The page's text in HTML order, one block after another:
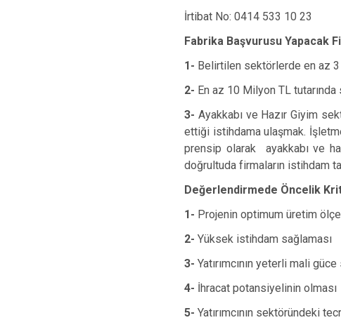
İrtibat No: 0414 533 10 23
Fabrika Başvurusu Yapacak
1- Belirtilen sektörlerde en az 3
2- En az 10 Milyon TL
3- Ayakkabı ve Hazır Giyim
ettiği istihdama ulaşmak.
prensip olarak ayakkabı ve
doğrultuda firmaların istihdam
Değerlendirmede Öncelik
1- Projenin optimum üretim
2- Yüksek istihdam sağlaması
3- Yatırımcının yeterli mali
4- İhracat potansiyelinin olması
5- Yatırımcının sektöründeki